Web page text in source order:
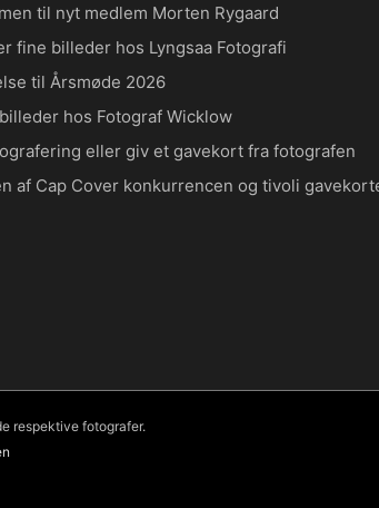
til nyt medlem Morten Rygaard
fine billeder hos Lyngsaa Fotografi
til Årsmøde 2026
hos Fotograf Wicklow
eller giv et gavekort fra fotografen
af Cap Cover konkurrencen og tivoli
respektive fotografer.